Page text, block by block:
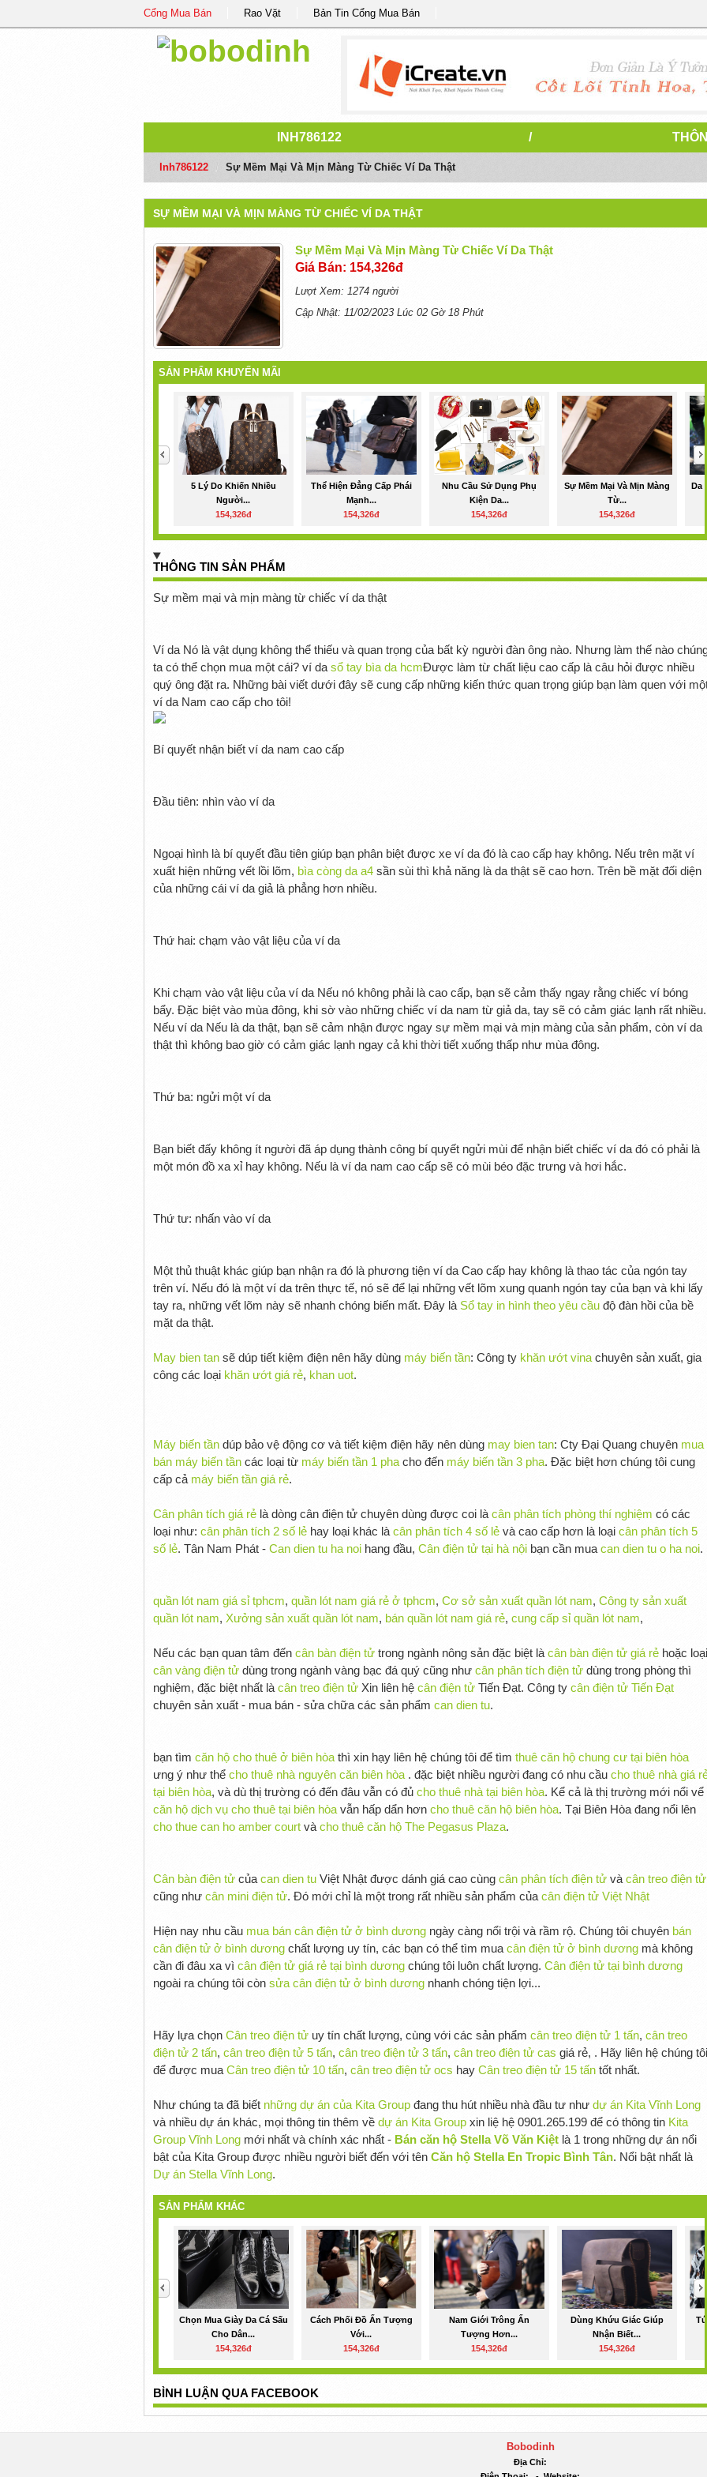
Cổng Mua Bán Rao Vặt Bản Tin Cổng Mua Bán
INH786122 /
Inh786122 Sự Mềm Mại Và Mịn Màng Từ Chiếc Ví Da Thật
SỰ MỀM MẠI VÀ MỊN MÀNG TỪ CHIẾC VÍ DA THẬT
Sự Mềm Mại Và Mịn Màng Từ Chiếc Ví Da Thật
Giá Bán: 154,326đ
Lượt Xem: 1274 người
Cập Nhật: 11/02/2023 Lúc 02 Gờ 18 Phút
SẢN PHẨM KHUYẾN MÃI
5 Lý Do Khiến Nhiều
Người...
154,326đ
Thể Hiện Đẳng Cấp Phái
Mạnh...
154,326đ
Nhu Cầu Sử Dụng Phụ
Kiện Da...
154,326đ
Sự Mềm Mại Và Mịn Màng
Từ...
154,326đ
Da
THÔNG TIN SẢN PHẨM
Sự mềm mại và mịn màng từ chiếc ví da thật
Ví da Nó là vật dụng không thể thiếu và quan trọng của bất kỳ người đàn ông nào. Nhưng làm thế nào
ta có thể chọn mua một cái? ví da sổ tay bìa da hcmĐược làm từ chất liệu cao cấp là câu hỏi được nhiều
quý ông đặt ra. Những bài viết dưới đây sẽ cung cấp những kiến ​​thức quan trọng giúp bạn làm quen với
ví da Nam cao cấp cho tôi!
Bí quyết nhận biết ví da nam cao cấp
Đầu tiên: nhìn vào ví da
Ngoại hình là bí quyết đầu tiên giúp bạn phân biệt được xe ví da đó là cao cấp hay không. Nếu trên mặt ví
xuất hiện những vết lồi lõm, bìa còng da a4sần sùi thì khả năng là da thật sẽ cao hơn. Trên bề mặt đối diện
của những cái ví da giả là phẳng hơn nhiều.
Thứ hai: chạm vào vật liệu của ví da
Khi chạm vào vật liệu của ví da Nếu nó không phải là cao cấp, bạn sẽ cảm thấy ngay rằng chiếc ví bóng
bẩy. Đặc biệt vào mùa đông, khi sờ vào những chiếc ví da nam từ giả da, tay sẽ có cảm giác lạnh rất nhiều.
Nếu ví da Nếu là da thật, bạn sẽ cảm nhận được ngay sự mềm mại và mịn màng của sản phẩm, còn ví da
thật thì không bao giờ có cảm giác lạnh ngay cả khi thời tiết xuống thấp như mùa đông.
Thứ ba: ngửi một ví da
Bạn biết đấy không ít người đã áp dụng thành công bí quyết ngửi mùi để nhận biết chiếc ví da đó có phải là
một món đồ xa xỉ hay không. Nếu là ví da nam cao cấp sẽ có mùi béo đặc trưng và hơi hắc.
Thứ tư: nhấn vào ví da
Một thủ thuật khác giúp bạn nhận ra đó là phương tiện ví da Cao cấp hay không là thao tác của ngón tay
trên ví. Nếu đó là một ví da trên thực tế, nó sẽ để lại những vết lõm xung quanh ngón tay của bạn và khi lấy
tay ra, những vết lõm này sẽ nhanh chóng biến mất. Đây là Sổ tay in hình theo yêu cầuđộ đàn hồi của bề
mặt da thật.
May bien tansẽ dúp tiết kiệm điện nên hãy dùng máy biến tần: Công ty khăn ướt vinachuyên sản xuất, gia
công các loại khăn ướt giá rẻ, khan uot.
Máy biến tầndúp bảo vệ động cơ và tiết kiệm điện hãy nên dùng may bien tan: Cty Đại Quang chuyên mua
bán máy biến tầncác loại từ máy biến tần 1 phacho đến máy biến tần 3 pha. Đặc biệt hơn chúng tôi cung
cấp cả máy biến tần giá rẻ.
Cân phân tích giá rẻlà dòng cân điện tử chuyên dùng được coi là cân phân tích phòng thí nghiệm có các
loại như: cân phân tích 2 số lẻ hay loại khác là cân phân tích 4 số lẻvà cao cấp hơn là loại cân phân tích 5
số lẻ. Tân Nam Phát - Can dien tu ha noihang đầu, Cân điện tử tại hà nộibạn cần mua can dien tu o ha noi.
quần lót nam giá sỉ tphcm, quần lót nam giá rẻ ở tphcm, Cơ sở sản xuất quần lót nam, Công ty sản xuất
quần lót nam, Xưởng sản xuất quần lót nam, bán quần lót nam giá rẻ, cung cấp sỉ quần lót nam,
Nếu các bạn quan tâm đến cân bàn điện tửtrong ngành nông sản đặc biệt là cân bàn điện tử giá rẻhoặc loại
cân vàng điện tửdùng trong ngành vàng bạc đá quý cũng như cân phân tích điện tửdùng trong phòng thì
nghiệm, đặc biệt nhất là cân treo điện tửXin liên hệ cân điện tửTiến Đạt. Công ty cân điện tử Tiến Đạt
chuyên sản xuất - mua bán - sửa chữa các sản phẩm can dien tu.
bạn tìm căn hộ cho thuê ở biên hòathì xin hạy liên hệ chúng tôi để tìm thuê căn hộ chung cư tại biên hòa
ưng ý như thể cho thuê nhà nguyên căn biên hòa. đặc biệt nhiều người đang có nhu cầu cho thuê nhà giá
tại biên hòa, và dù thị trường có đến đâu vẫn có đủ cho thuê nhà tại biên hòa. Kể cả là thị trường mới nổi vể
căn hộ dịch vụ cho thuê tại biên hòavẫn hấp dẩn hơn cho thuê căn hộ biên hòa. Tại Biên Hòa đang nổi lên
cho thue can ho amber courtvà cho thuê căn hộ The Pegasus Plaza.
Cân bàn điện tửcủa can dien tuViệt Nhật được dánh giá cao cùng cân phân tích điện tửvà cân treo điện tử
cũng như cân mini điện tử. Đó mới chỉ là một trong rất nhiều sản phẩm của cân điện tử Việt Nhật
Hiện nay nhu cầu mua bán cân điện tử ở bình dươngngày càng nổi trội và rầm rộ. Chúng tôi chuyên bán
cân điện tử ở bình dươngchất lượng uy tín, các bạn có thể tìm mua cân điện tử ở bình dươngmà không
cần đi đâu xa vì cân điện tử giá rẻ tại bình dươngchúng tôi luôn chất lượng. Cân điện tử tại bình dương
ngoài ra chúng tôi còn sửa cân điện tử ở bình dươngnhanh chóng tiện lợi...
Hãy lựa chọn Cân treo điện tửuy tín chất lượng, cùng với các sản phẩm cân treo điện tử 1 tấn, cân treo
điện tử 2 tấn, cân treo điện tử 5 tấn, cân treo điện tử 3 tấn, cân treo điện tử cas giá rẻ, . Hãy liên hệ chúng tôi
để được mua Cân treo điện tử 10 tấn, cân treo điện tử ocs hay Cân treo điện tử 15 tấntốt nhất.
Như chúng ta đã biết những dự án của Kita Groupđang thu hút nhiều nhà đầu tư như dự án Kita Vĩnh Long
và nhiều dự án khác, mọi thông tin thêm về dự án Kita Groupxin liệ hệ 0901.265.199 để có thông tin Kita
Group Vĩnh Longmới nhất và chính xác nhất - Bán căn hộ Stella Võ Văn Kiệtlà 1 trong những dự án nổi
bật của Kita Group được nhiều người biết đến với tên Căn hộ Stella En Tropic Bình Tân. Nổi bật nhất là
Dự án Stella Vĩnh Long.
SẢN PHẨM KHÁC
Chọn Mua Giày Da Cá Sấu
Cho Dân...
154,326đ
Cách Phối Đồ Ấn Tượng
Với...
154,326đ
Nam Giới Trông Ấn
Tượng Hơn...
154,326đ
Dùng Khứu Giác Giúp
Nhận Biết...
154,326đ
BÌNH LUẬN QUA FACEBOOK
Bobodinh
Địa Chỉ: